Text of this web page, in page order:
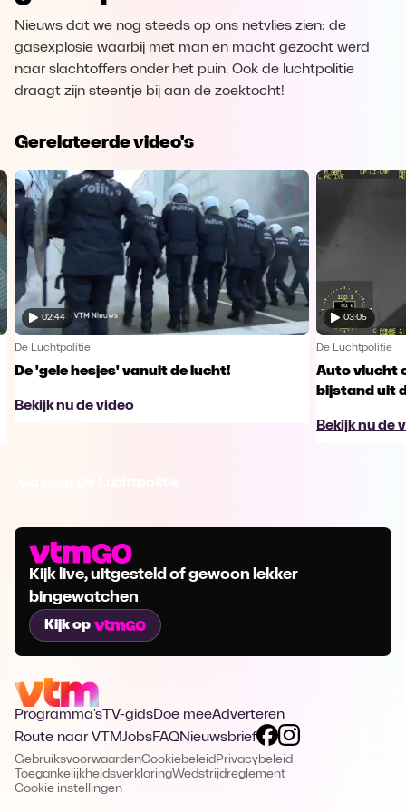
Nieuws dat we nog steeds op ons netvlies zien: de
gasexplosie waarbij met man en macht gezocht werd
naar slachtoffers onder het puin. Ook de luchtpolitie
draagt zijn steentje bij aan de zoektocht!
Gerelateerde video's
02:44
De Luchtpolitie
De 'gele hesjes' vanuit de lucht!
Bekijk nu de video
03:05
De Luchtpolitie
Auto vlucht
bijstand uit
Bekijk nu de
Kijk live, uitgesteld of gewoon lekker
bingewatchen
Kijk op
Programma's TV-gidsDoe meeAdverteren
Route naar VTMJobsFAQNieuwsbrief
GebruiksvoorwaardenCookiebeleid Privacybeleid
ToegankelijkheidsverklaringWedstrijdreglement
Cookie instellingen